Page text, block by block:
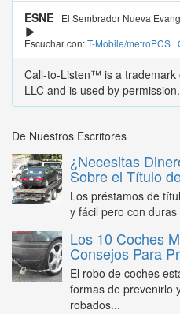
ESNE
El Sembrador Nueva
Escuchar con:T-Mobile/metroPCS |
Call-to-Listen™ is a trademark
LLC and is used by permission.
De Nuestros Escritores
¿Necesitas
Sobre el Título
Los préstamos de
y fácil pero con
Los 10 Coches
Consejos Para
El robo de coches
formas de prevenirlo
robados...